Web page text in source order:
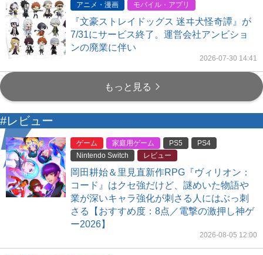
アニメ・漫画 モバイル・アプリ
『文豪ストレイドッグス 迷ヰ犬怪奇譚』が
7/31にサービス終了。運営会社アンビショ
ンの廃業に伴い
2026-07-30 14:41
もっと見る
#レビュー
ゲーム 家庭用ゲーム PS5
PS4
Nintendo Switch
レビュー
岡田耕始＆里見直新作RPG『ヴィリオン：
コード』はクセ強だけど、謎めいた物語や
業が深いキャラ強化が刺さる人にはぶっ刺
さる【おすすめ度：8点／電撃の激押し神ゲ
ー2026】
2026-08-05 12:00